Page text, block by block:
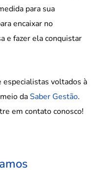
para sua
encaixar no
e fazer ela conquistar
especialistas voltados à
daSaber Gestão.
em contato conosco!